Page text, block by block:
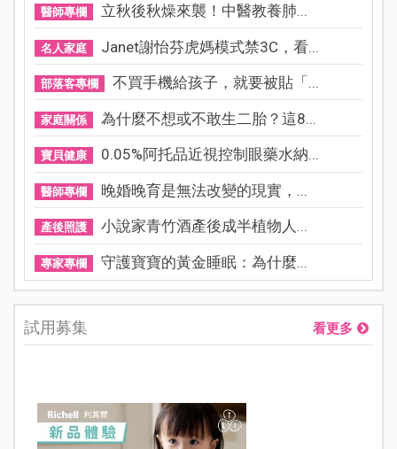
醫師專欄 立秋後秋燥來襲！中醫教養肺...
名人家庭 Janet謝怡芬虎媽模式禁3C，看...
部落客專欄 不買手機給孩子，就要被貼「...
家庭關係 為什麼不想或不敢生二胎？這8...
寶貝健康 0.05%阿托品近視控制眼藥水納...
醫師專欄 晚婚晚育是無法改變的現實，...
產後照護 小說家青竹酒產後成半植物人...
專家專欄 守護寶寶的黃金睡眠：為什麼...
試用募集 看更多